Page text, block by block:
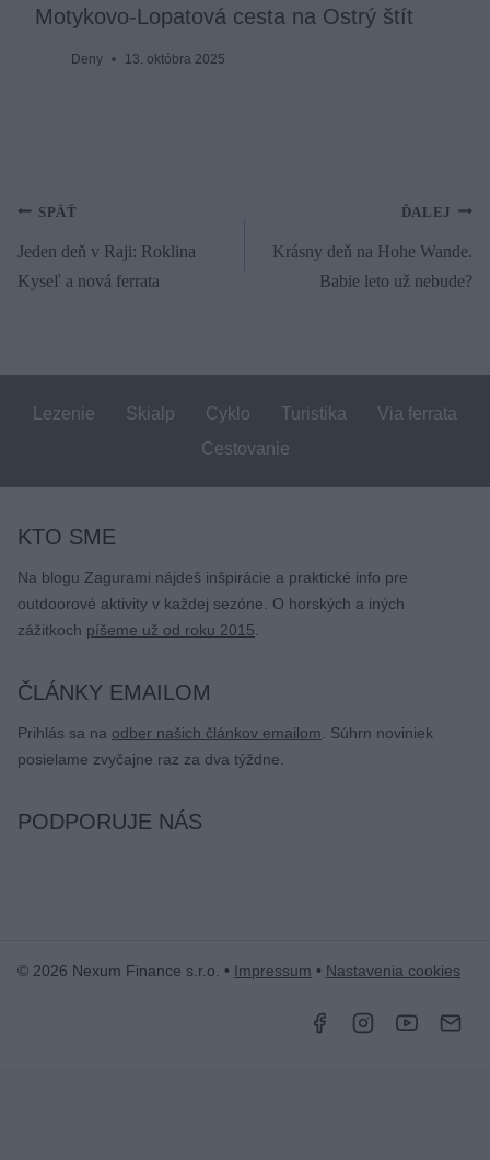
Motykovo-Lopatová cesta na Ostrý štít
Deny 13. októbra 2025
Navigácia
SPÄŤ
Jeden deň v Raji: Roklina
Kyseľ a nová ferrata
ĎALEJ
Krásny deň na Hohe Wande.
Babie leto už nebude?
Lezenie Skialp Cyklo Turistika
Via ferrata
Cestovanie
KTO SME
Na blogu Zagurami nájdeš inšpirácie a praktické info pre
outdoorové aktivity v každej sezóne. O horských a iných
zážitkoch píšeme už od roku 2015
ČLÁNKY EMAILOM
Prihlás sa na odber našich článkov emailom . Súhrn noviniek
posielame zvyčajne raz za dva týždne.
PODPORUJE NÁS
© 2026 Nexum Finance s.r.o. • Impressum • Nastavenia cookies